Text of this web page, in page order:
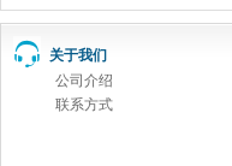
关于我们
公司介绍
联系方式